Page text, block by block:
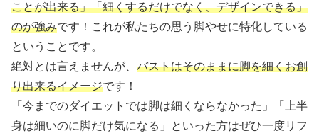
ことが出来る」「細くするだけでなく、デザインできる」
のが強みです！これが私たちの思う脚やせに特化している
ということです。
絶対とは言えませんが、 バストはそのままに脚を細くお創
り出来るイメージです！
「今までのダイエットでは脚は細くならなかった」「上半
身は細いのに脚だけ気になる」といった方はぜひ一度リフ